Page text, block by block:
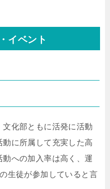
イベント
化部ともに活発に活動
に所属して充実した高
への加入率は高く、運
生徒が参加していると言